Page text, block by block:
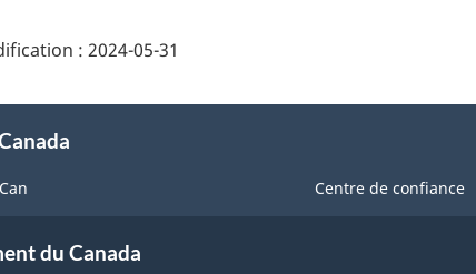
: 2024-05-31
Centre de confiance
du Canada